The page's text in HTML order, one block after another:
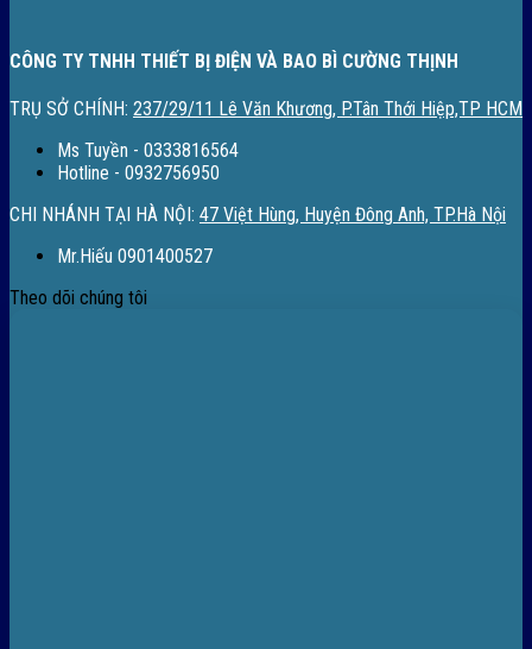
CÔNG TY TNHH THIẾT BỊ ĐIỆN VÀ BAO BÌ CƯỜNG THỊNH
TRỤ SỞ CHÍNH: 237/29/11 Lê Văn Khương, P.Tân Thới Hiệp,TP HCM
Ms Tuyền - 0333816564
Hotline - 0932756950
CHI NHÁNH TẠI HÀ NỘI: 47 Việt Hùng, Huyện Đông Anh, TP.Hà Nội
Mr.Hiếu 0901400527
Theo dõi chúng tôi